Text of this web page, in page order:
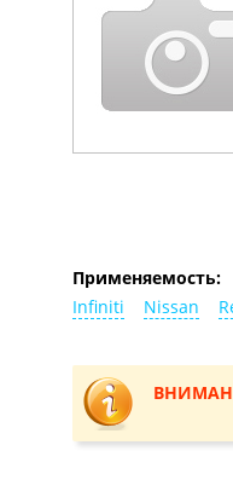
Применяемость:
Infiniti
Nissan